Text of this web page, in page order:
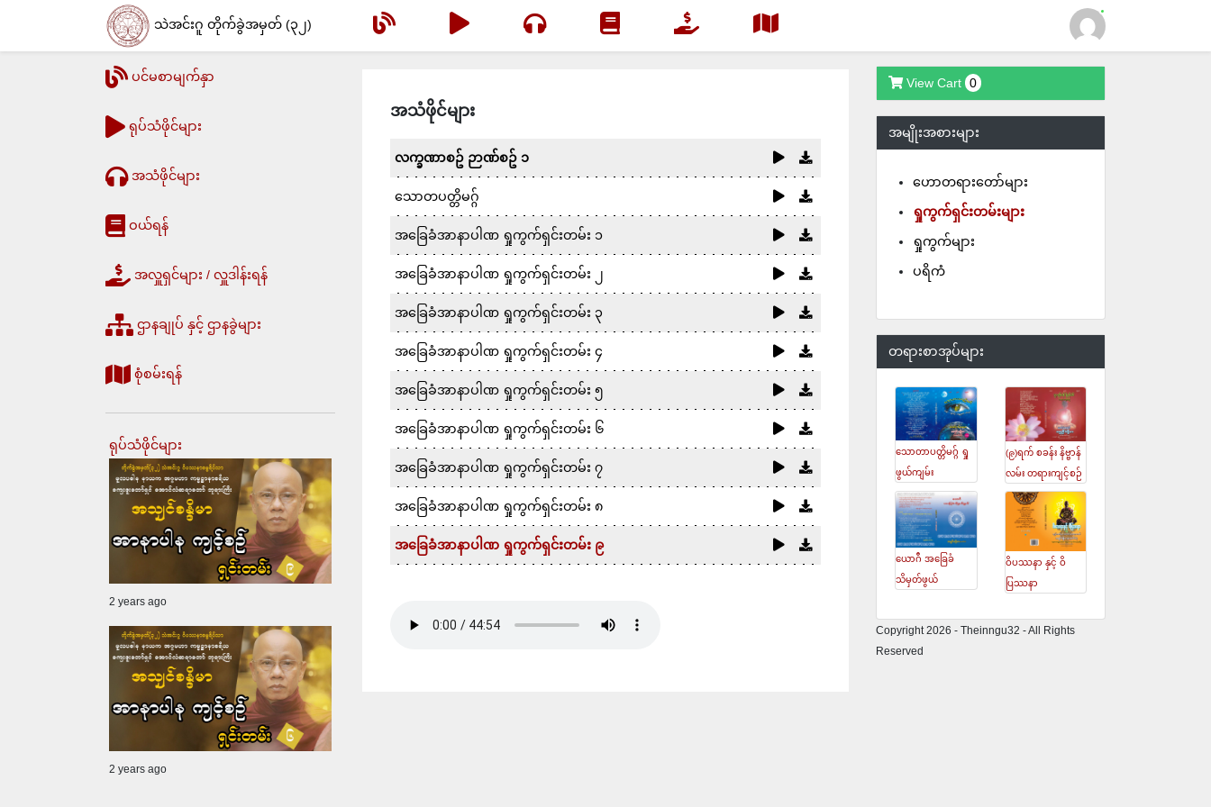
သဲအင်းဂူ တိုက်ခွဲအမှတ် (၃၂)
Login
ပင်မစာမျက်နှာ
ရုပ်သံဖိုင်များ
အသံဖိုင်များ
ဝယ်ရန်
အလှူရှင်များ / လှူဒါန်းရန်
ဌာနချုပ် နှင့် ဌာနခွဲများ
စုံစမ်းရန်
ရုပ်သံဖိုင်များ
2 years ago
2 years ago
အသံဖိုင်များ
လက္ခဏာစဥ် ဉာဏ်စဥ် ၁
သောတပတ္တိမဂ္ဂ်
အခြေခံအာနာပါဏ ရှုကွက်ရှင်းတမ်း ၁
အခြေခံအာနာပါဏ ရှုကွက်ရှင်းတမ်း ၂
အခြေခံအာနာပါဏ ရှုကွက်ရှင်းတမ်း ၃
အခြေခံအာနာပါဏ ရှုကွက်ရှင်းတမ်း ၄
အခြေခံအာနာပါဏ ရှုကွက်ရှင်းတမ်း ၅
အခြေခံအာနာပါဏ ရှုကွက်ရှင်းတမ်း ၆
အခြေခံအာနာပါဏ ရှုကွက်ရှင်းတမ်း ၇
အခြေခံအာနာပါဏ ရှုကွက်ရှင်းတမ်း ၈
အခြေခံအာနာပါဏ ရှုကွက်ရှင်းတမ်း ၉
View Cart 0
အမျိုးအစားများ
ဟောတရားတော်များ
ရှုကွက်ရှင်းတမ်းများ
ရှုကွက်များ
ပရိကံ
တရားစာအုပ်များ
သောတာပတ္တိမဂ္ဂ် ရှု
ဖွယ်ကျမ်း
(၉)ရက် စခန်း နိဗ္ဗာန်
လမ်း တရားကျင့်စဉ်
ယောဂီ အခြေခံ
သိမှတ်ဖွယ်
ဝိပဿနာ နှင့် ဝိ
ပြဿနာ
Copyright 2026 - Theinngu32 - All Rights
Reserved